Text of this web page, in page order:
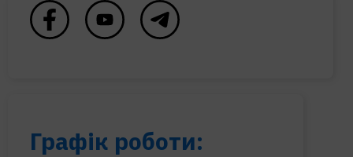
Графік роботи: